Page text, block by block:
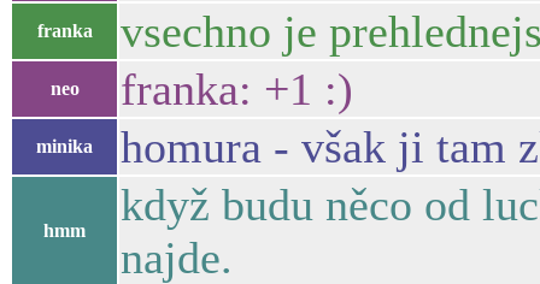
franka vsechno je
neo franka: +1 :)
minika homura - však ji tam
hmm
když budu něco od
najde.